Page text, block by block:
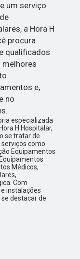
um serviço
a Hora H
procura.
qualificados
melhores
e,
no
especializada
H Hospitalar,
se tratar de
como
Equipamentos
Médicos,
Com
instalações
destacar de